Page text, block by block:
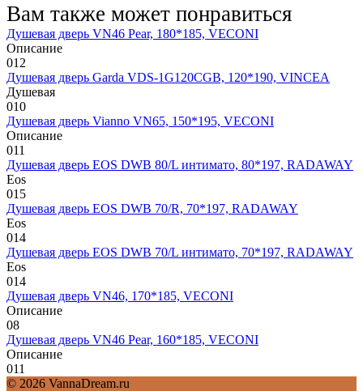
Вам также может понравиться
Душевая дверь VN46 Pear, 180*185, VECONI
Описание
012
Душевая дверь Garda VDS-1G120CGB, 120*190, VINCEA
Душевая
010
Душевая дверь Vianno VN65, 150*195, VECONI
Описание
011
Душевая дверь EOS DWB 80/L интимато, 80*197, RADAWAY
Eos
015
Душевая дверь EOS DWB 70/R, 70*197, RADAWAY
Eos
014
Душевая дверь EOS DWB 70/L интимато, 70*197, RADAWAY
Eos
014
Душевая дверь VN46, 170*185, VECONI
Описание
08
Душевая дверь VN46 Pear, 160*185, VECONI
Описание
011
© 2026 VannaDream.ru